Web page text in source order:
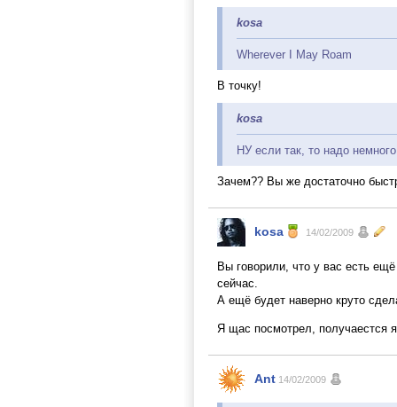
kosa
Wherever I May Roam
В точку!
kosa
НУ если так, то надо
Зачем?? Вы же достаточно
kosa 14/02/2009
Вы говорили, что у вас есть
сейчас.
А ещё будет наверно круто
Я щас посмотрел, получаестся
Ant 14/02/2009